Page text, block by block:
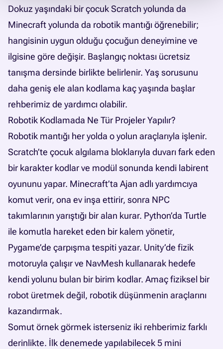
Dokuz yaşındaki bir çocuk Scratch yolunda da
Minecraft yolunda da robotik mantığı öğrenebilir;
hangisinin uygun olduğu çocuğun deneyimine ve
ilgisine göre değişir. Başlangıç noktası ücretsiz
tanışma dersinde birlikte belirlenir. Yaş sorusunu
daha geniş ele alan kodlama kaç yaşında başlar
rehberimiz de yardımcı olabilir.
Robotik Kodlamada Ne Tür Projeler Yapılır?
Robotik mantığı her yolda o yolun araçlarıyla işlenir.
Scratch’te çocuk algılama bloklarıyla duvarı fark eden
bir karakter kodlar ve modül sonunda kendi labirent
oyununu yapar. Minecraft’ta Ajan adlı yardımcıya
komut verir, ona ev inşa ettirir, sonra NPC
takımlarının yarıştığı bir alan kurar. Python’da Turtle
ile komutla hareket eden bir kalem yönetir,
Pygame’de çarpışma tespiti yazar. Unity’de fizik
motoruyla çalışır ve NavMesh kullanarak hedefe
kendi yolunu bulan bir birim kodlar. Amaç fiziksel bir
robot üretmek değil, robotik düşünmenin araçlarını
kazandırmak.
Somut örnek görmek isterseniz iki rehberimiz farklı
derinlikte. İlk denemede yapılabilecek 5 mini